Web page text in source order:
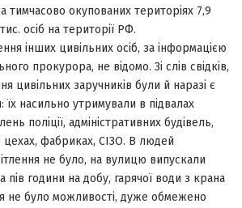
тимчасово окупованих територіях 7,9
осіб на території РФ.
інших цивільних осіб, за інформацією
прокурора, не відомо. Зі слів свідків,
цивільних заручників були й наразі є
їх насильно утримували в підвалах
поліції, адміністративних будівель,
цехах, фабриках, СІЗО. В людей
не було, на вулицю випускали
пів години на добу, гарячої води з крана
не було можливості, дуже обмежено